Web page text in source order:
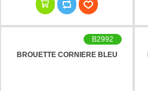
BROUETTE CORNIERE BLEU
B2992